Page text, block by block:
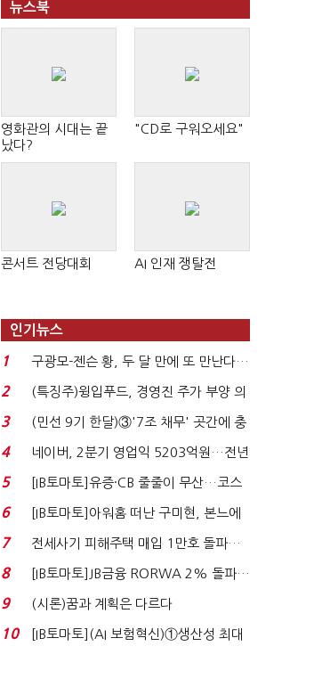
뉴스북
영화관의 시대는 끝
났다?
"CD로 구워오세요"
콘서트 전당대회 AI 인재 쟁탈전
인기뉴스
1
구광모-젠슨 황, 두 달 만에 또 만난다…
로봇·AI 등 논...
2
(특징주)윙입푸드, 경영진 주가 부양 의
지에 상한가...
3
(민선 9기 한달)③'7조 채무' 곳간에 충
격…추미애, 20년...
4
네이버, 2분기 영업익 5203억원…전년
비 0.2% 감소...
5
[IB토마토]유증·CB 줄줄이 무산…코스
닥 벌점 급증에 ...
6
[IB토마토]아워홈 떠난 구미현, 본느에
340억 베팅…가...
7
전세사기 피해주택 매입 1만호 돌파…
누적 피해자 4만2...
8
[IB토마토]JB금융 RORWA 2% 돌파…
실적 견인은 은행 ...
9 (시론)꿈과 계획은 다르다
10
[IB토마토](AI 보험혁신)①생산성 최대